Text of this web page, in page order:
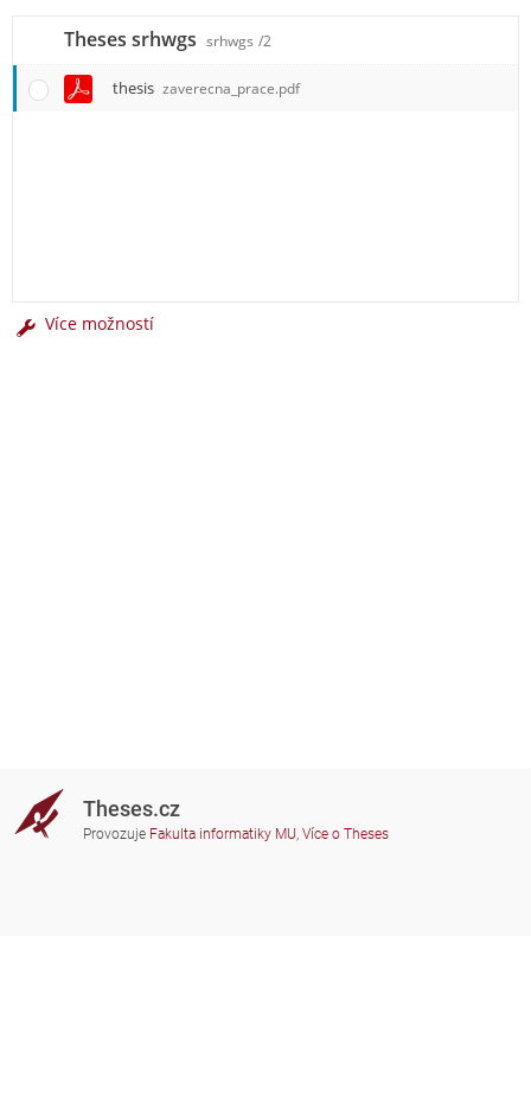
Theses srhwgs srhwgs /2
thesis zaverecna_prace.pdf
Více možností
Theses.cz
Provozuje Fakulta informatiky MU, Více o Theses